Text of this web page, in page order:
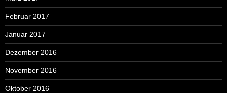
Februar 2017
Januar 2017
Dezember 2016
November 2016
Oktober 2016